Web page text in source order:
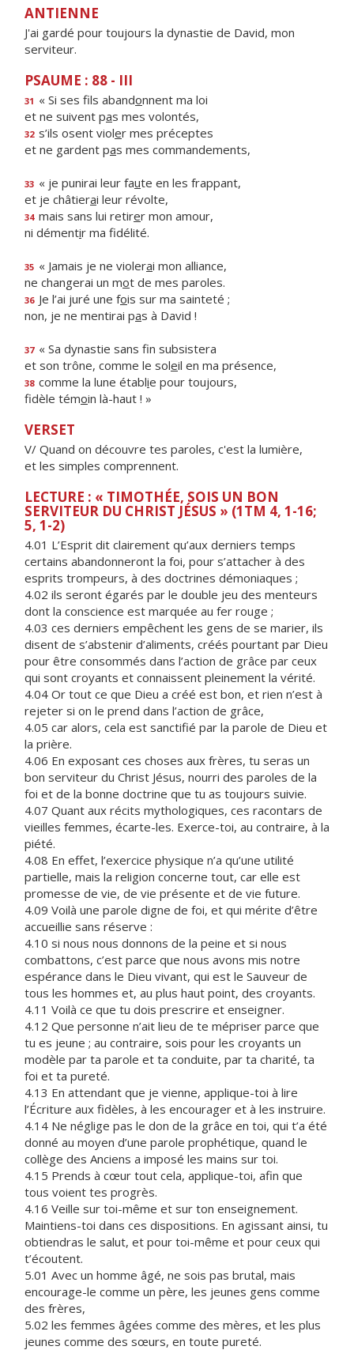
ANTIENNE
J'ai gardé pour toujours la dynastie de David, mon
serviteur.
PSAUME : 88 - III
31 « Si ses fils abandonnent ma loi
et ne suivent pas mes volontés,
32 s’ils osent violer mes préceptes
et ne gardent pas mes commandements,
33 « je punirai leur faute en les frappant,
et je châtierai leur révolte,
34 mais sans lui retirer mon amour,
ni démentir ma fidélité.
35 « Jamais je ne violerai mon alliance,
ne changerai un mot de mes paroles.
36 Je l’ai juré une fois sur ma sainteté ;
non, je ne mentirai pas à David !
37 « Sa dynastie sans fn subsistera
et son trône, comme le soleil en ma présence,
38 comme la lune établie pour toujours,
fidèle témoin là-haut ! »
VERSET
V/ Quand on découvre tes paroles, c'est la lumière,
et les simples comprennent.
LECTURE : « TIMOTHÉE, SOIS UN BON
SERVITEUR DU CHRIST JÉSUS » (1TM 4, 1-16;
5, 1-2)
4.01 L’Esprit dit clairement qu’aux derniers temps
certains abandonneront la foi, pour s’attacher à des
esprits trompeurs, à des doctrines démoniaques ;
4.02 ils seront égarés par le double jeu des menteurs
dont la conscience est marquée au fer rouge ;
4.03 ces derniers empêchent les gens de se marier, ils
disent de s’abstenir d’aliments, créés pourtant par Dieu
pour être consommés dans l’action de grâce par ceux
qui sont croyants et connaissent pleinement la vérité.
4.04 Or tout ce que Dieu a créé est bon, et rien n’est à
rejeter si on le prend dans l’action de grâce,
4.05 car alors, cela est sanctifié par la parole de Dieu et
la prière.
4.06 En exposant ces choses aux frères, tu seras un
bon serviteur du Christ Jésus, nourri des paroles de la
foi et de la bonne doctrine que tu as toujours suivie.
4.07 Quant aux récits mythologiques, ces racontars de
vieilles femmes, écarte-les. Exerce-toi, au contraire, à la
piété.
4.08 En effet, l’exercice physique n’a qu’une utilité
partielle, mais la religion concerne tout, car elle est
promesse de vie, de vie présente et de vie future.
4.09 Voilà une parole digne de foi, et qui mérite d’être
accueillie sans réserve :
4.10 si nous nous donnons de la peine et si nous
combattons, c’est parce que nous avons mis notre
espérance dans le Dieu vivant, qui est le Sauveur de
tous les hommes et, au plus haut point, des croyants.
4.11 Voilà ce que tu dois prescrire et enseigner.
4.12 Que personne n’ait lieu de te mépriser parce que
tu es jeune ; au contraire, sois pour les croyants un
modèle par ta parole et ta conduite, par ta charité, ta
foi et ta pureté.
4.13 En attendant que je vienne, applique-toi à lire
l’Écriture aux fidèles, à les encourager et à les instruire.
4.14 Ne néglige pas le don de la grâce en toi, qui t’a été
donné au moyen d’une parole prophétique, quand le
collège des Anciens a imposé les mains sur toi.
4.15 Prends à cœur tout cela, applique-toi, afin que
tous voient tes progrès.
4.16 Veille sur toi-même et sur ton enseignement.
Maintiens-toi dans ces dispositions. En agissant ainsi, tu
obtiendras le salut, et pour toi-même et pour ceux qui
t’écoutent.
5.01 Avec un homme âgé, ne sois pas brutal, mais
encourage-le comme un père, les jeunes gens comme
des frères,
5.02 les femmes âgées comme des mères, et les plus
jeunes comme des sœurs, en toute pureté.